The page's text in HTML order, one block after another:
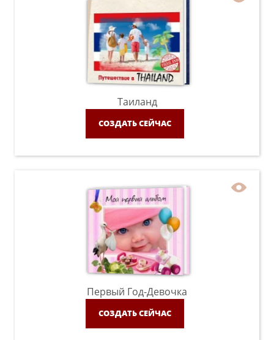
Таиланд
СОЗДАТЬ СЕЙЧАС
Первый Год-Девочка
СОЗДАТЬ СЕЙЧАС